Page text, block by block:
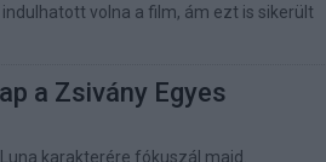
volna a film, ám ezt is sikerült
a Zsivány Egyes
karakterére fókuszál majd.